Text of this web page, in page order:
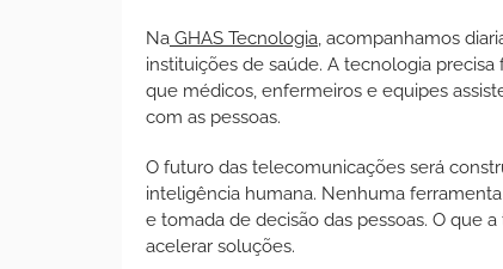
Na GHAS Tecnologia, acompanhamos
instituições de saúde. A tecnologia
que médicos, enfermeiros e equipes
com as pessoas.
O futuro das telecomunicações será
inteligência humana. Nenhuma
e tomada de decisão das pessoas. O que
acelerar soluções.